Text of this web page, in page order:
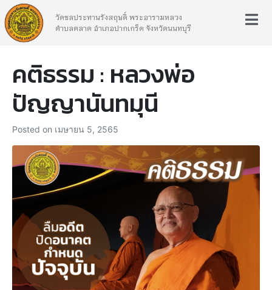
วัดชลประทานรังสฤษดิ์ พระอารามหลวง
ตำบลตลาด อำเภอปากเกร็ด จังหวัดนนทบุรี
คติธรรม : หลวงพ่อ
ปัญญานันทมุนี
Posted on เมษายน 5, 2565